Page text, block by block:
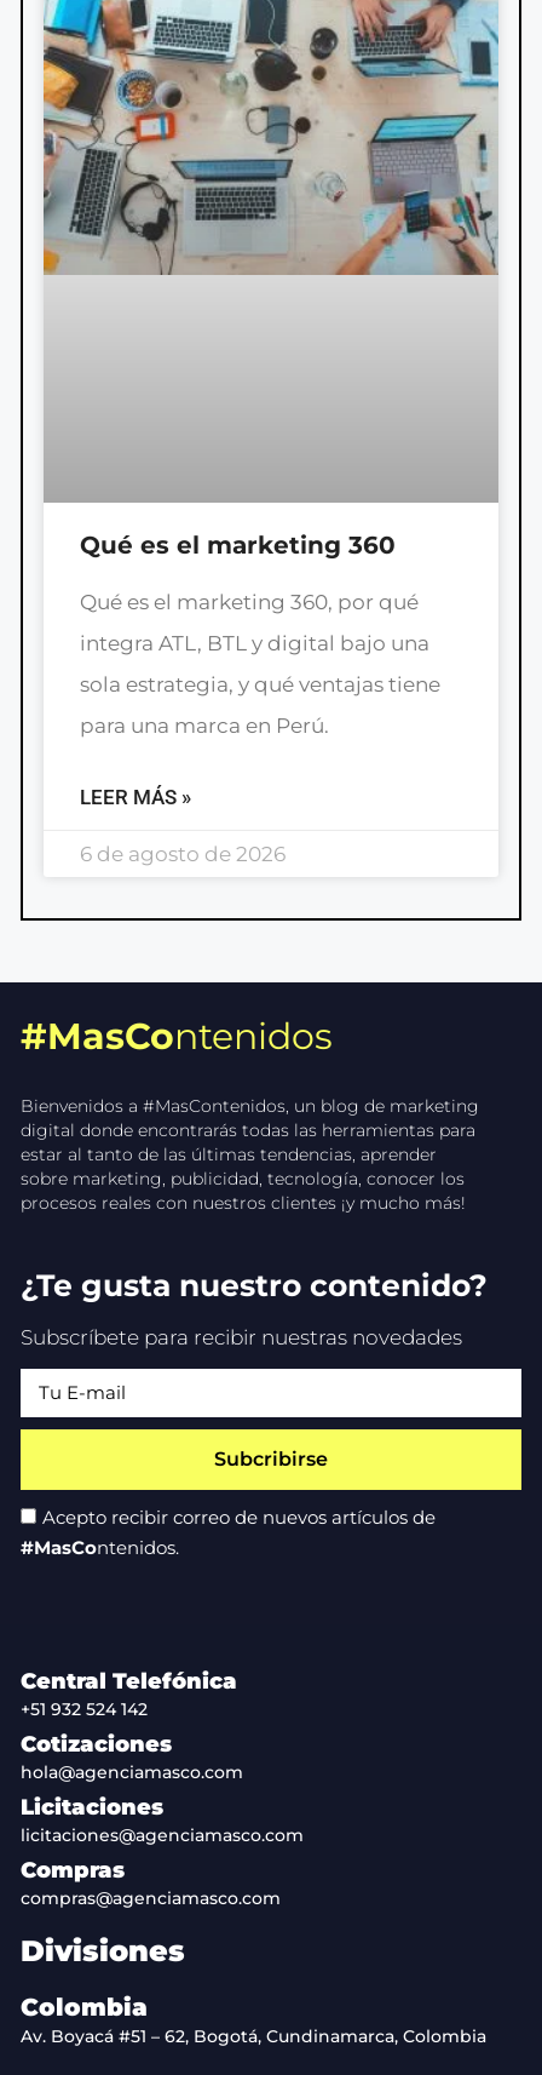
Qué es el marketing 360
Qué es el marketing 360, por qué
integra ATL, BTL y digital bajo una
sola estrategia, y qué ventajas tiene
para una marca en Perú.
LEER MÁS »
6 de agosto de 2026
#MasContenidos
Bienvenidos a #MasContenidos, un blog de marketing
digital donde encontrarás todas las herramientas para
estar al tanto de las últimas tendencias, aprender
sobre marketing, publicidad, tecnología, conocer los
procesos reales con nuestros clientes ¡y mucho más!
¿Te gusta nuestro contenido?
Subscríbete para recibir nuestras novedades
Acepto recibir correo de nuevos artículos de
#MasContenidos.
Subcribirse
Central Telefónica
+51 932 524 142
Cotizaciones
hola@agenciamasco.com
Licitaciones
licitaciones@agenciamasco.com
Compras
compras@agenciamasco.com
Divisiones
Colombia
Av. Boyacá #51 – 62, Bogotá, Cundinamarca, Colombia